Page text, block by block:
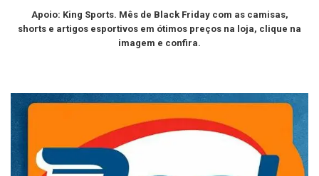
Apoio: King Sports. Mês de Black Friday com as camisas,
shorts e artigos esportivos em ótimos preços na loja, clique na
imagem e confira.